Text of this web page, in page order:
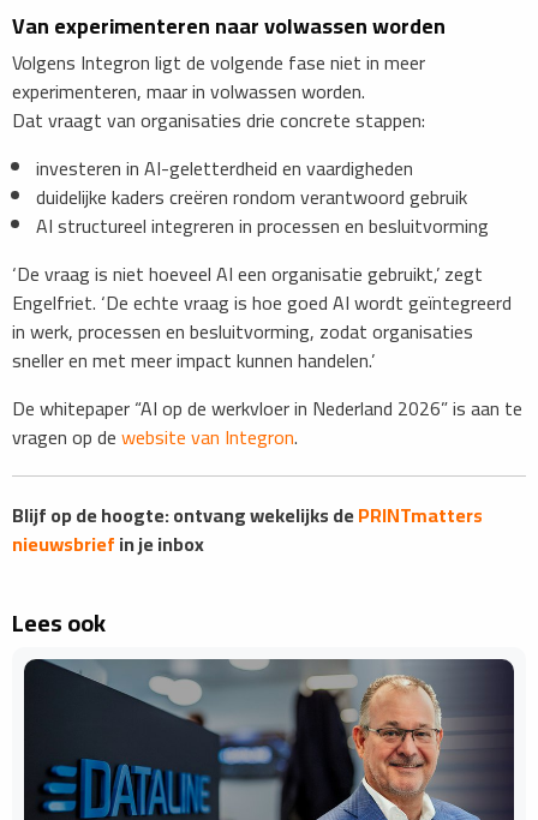
Van experimenteren naar volwassen worden
Volgens Integron ligt de volgende fase niet in meer
experimenteren, maar in volwassen worden.
Dat vraagt van organisaties drie concrete stappen:
investeren in AI-geletterdheid en vaardigheden
duidelijke kaders creëren rondom verantwoord gebruik
AI structureel integreren in processen en besluitvorming
‘De vraag is niet hoeveel AI een organisatie gebruikt,’ zegt
Engelfriet. ‘De echte vraag is hoe goed AI wordt geïntegreerd
in werk, processen en besluitvorming, zodat organisaties
sneller en met meer impact kunnen handelen.’
De whitepaper “AI op de werkvloer in Nederland 2026” is aan te
vragen op dewebsite van Integron.
Blijf op de hoogte: ontvang wekelijks dePRINTmatters
nieuwsbriefin je inbox
Lees ook